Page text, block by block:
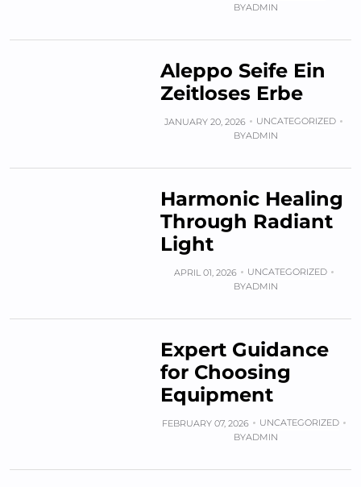
BYADMIN
Aleppo Seife Ein
Zeitloses Erbe
JANUARY 20, 2026
UNCATEGORIZED
BYADMIN
Harmonic Healing
Through Radiant
Light
APRIL 01, 2026
UNCATEGORIZED
BYADMIN
Expert Guidance
for Choosing
Equipment
FEBRUARY 07, 2026
UNCATEGORIZED
BYADMIN